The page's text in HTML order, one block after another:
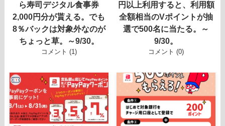
ら寿司デジタル食事券
2,000円分が貰える。でも
8％バックは対象外なのが
ちょっと草。～9/30。
コメント (1)
円以上利用すると、利用額
全額相当のVポイントが抽
選で500名に当たる。～
9/30。
コメント (0)